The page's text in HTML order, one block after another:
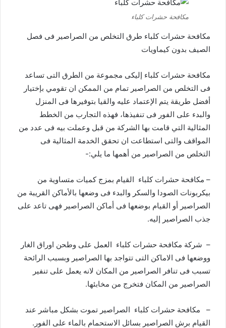
مكافحة حشرات كلباء
مكافحة حشرات كلباء طرق التخلص من الصراصير فى فصل
الصيف بدون كيماويات
مكافحة حشرات كلباء إليكى مجموعة من الطرق التى تساعد
فى التخلص من الصراصير تمام من الممكن ان تقومي بإختيار
أفضل طريقة يتم الإعتماد عليه والقيا بتوفيرها فى المنزل
والبدء على الفور فى تنفيذها، فهذه التجارب من الخطط
المثالية التي قامت بها الشركة من قبل وعملت بيه فى عدد من
المواقف والتى استطاعت ان تحقق الخدمة المثالية فى
التخلص من الصراصير من أهمها ما يلي:-
– مكافحة حشرات كلباء القيام بمزج كميات متساوية من
بيكربونات الصودا والسكر والبدء فى وضعها بالأماكن القريبة من
الصراصير أو القيام بوضعها فى أماكن الصراصير فهى تاعد على
جذب الصراصير إليه.
– شركة مكافحة حشرات كلباء العمل على وطحن اوراق الغار
ووضعها فى الاماكن التى تتواجد بها الصراصير وبسبب الرائحة
تسبب فى تنافر الصراصير من المكان لانه يعمل على تنفير
الصراصير من المكان فتخرج من مخابئها.
– مكافحة حشرات كلباء الصراصير تموت بشكل مباشر عند
القيام برش الصراصير بسائل الاستحمام بالماء على الفور.